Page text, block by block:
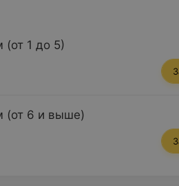
(от 1 до 5)
(от 6 и выше)